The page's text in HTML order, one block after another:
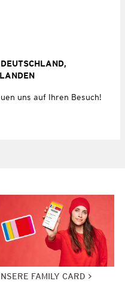
uns auf Ihren Besuch!
FAMILY CARD